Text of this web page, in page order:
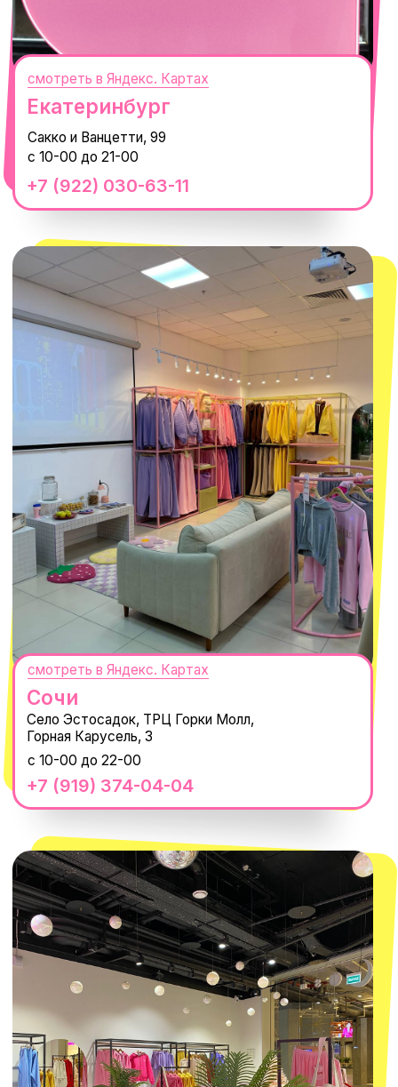
+7 (932) 602-41-15
ТРК «Европолис Ростокино»
ул. Проспект Мира, 211 к2
с 10-00 до 22-00
Москва
ИП Проворный Алексей Алексеевич
ИНН 667114098580
ОГРНИП 320665800076581
Telegram
WhatsApp
8 800 550-06-92
macrocosm_store@mail.ru
КОНТАКТЫ
Size guide
Обмен и возврат
ПОКУПАТЕЛЯМ
Вакансии
Реквизиты
Магазины
Наши проекты
Новости
Каталог
О КОМПАНИИ
© 2021-2025 Macrocosm ®
Нажимая "Подписаться", вы соглашаетесь с
Политикой обработки
персональных данныхиСогласием на рассылку электронных
сообщений
ПОДПИСАТЬСЯ
СЕКРЕТНЫЕ ПРОМОКОДЫ, ПРИГЛАШЕНИЯ
НА МЕРОПРИЯТИЯ И АНОНСЫ НОВИНОК
@MACROCOSM_STORE
MACROCOSM
300'000+ подписчиков
14'000+ подписчиков в нашем Telegram-канале
Пользовательское соглашение
Политика обработки персональных
данных